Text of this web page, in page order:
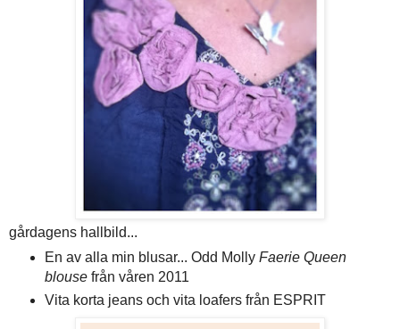
gårdagens hallbild...
En av alla min blusar... Odd Molly Faerie Queen
blouse från våren 2011
Vita korta jeans och vita loafers från ESPRIT